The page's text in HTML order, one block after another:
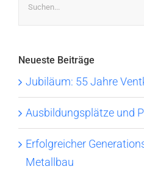
Neueste Beiträge
Jubiläum: 55 Jahre
Ausbildungsplätze und
Erfolgreicher
Metallbau